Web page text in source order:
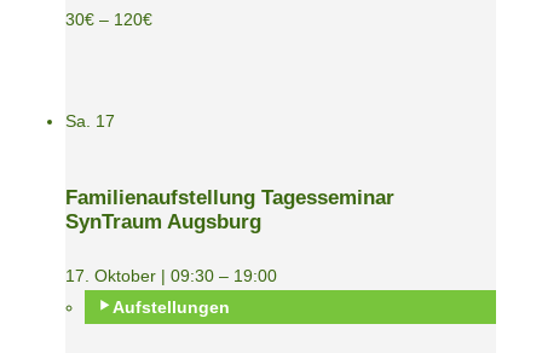
30€ – 120€
Sa. 17
Familienaufstellung Tagesseminar
SynTraum Augsburg
17. Oktober | 09:30 – 19:00
Aufstellungen